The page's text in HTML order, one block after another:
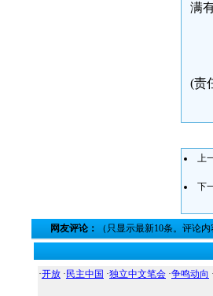
满
(责
上
下
网友评论： （只显示最新10条。评论
·开放 · 民主中国 ·独立中文笔会 ·争鸣动向 ·